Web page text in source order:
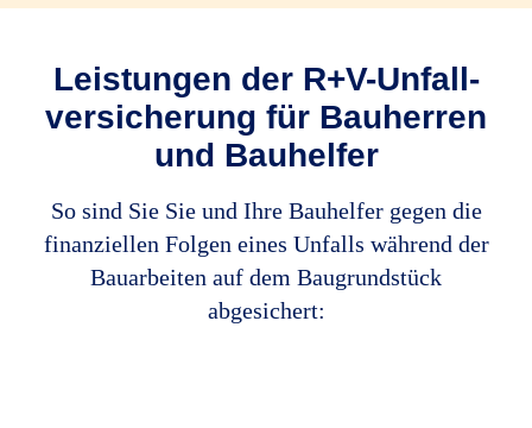
Leistungen der R+V-Unfall­
versicherung für Bau­herren
und Bauhelfer
So sind Sie Sie und Ihre Bauhelfer gegen die
finanziellen Folgen eines Unfalls während der
Bauarbeiten auf dem Baugrundstück
abgesichert: